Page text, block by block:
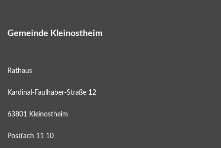
Gemeinde Kleinostheim
Rathaus
Kardinal-Faulhaber-Straße 12
63801 Kleinostheim
Postfach 11 10